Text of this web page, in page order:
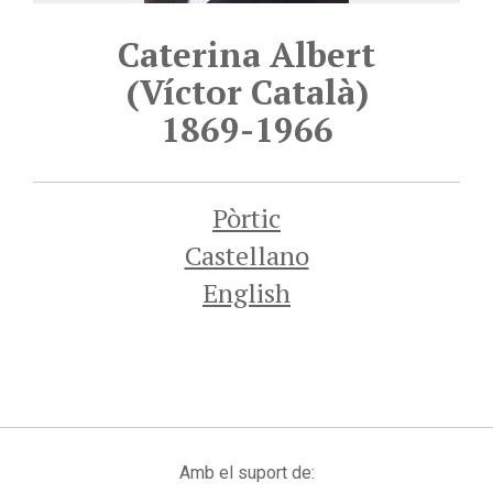
Caterina Albert
(Víctor Català)
1869-1966
Pòrtic
Castellano
English
Amb el suport de: